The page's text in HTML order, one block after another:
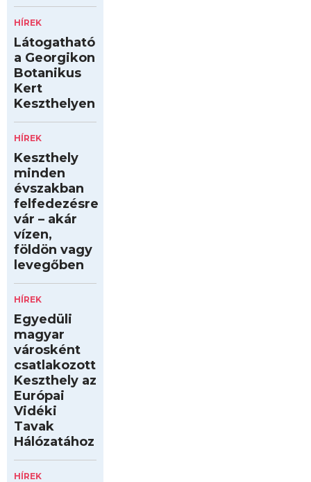
HÍREK
Látogatható
a Georgikon
Botanikus
Kert
Keszthelyen
HÍREK
Keszthely
minden
évszakban
felfedezésre
vár – akár
vízen,
földön vagy
levegőben
HÍREK
Egyedüli
magyar
városként
csatlakozott
Keszthely az
Európai
Vidéki
Tavak
Hálózatához
HÍREK